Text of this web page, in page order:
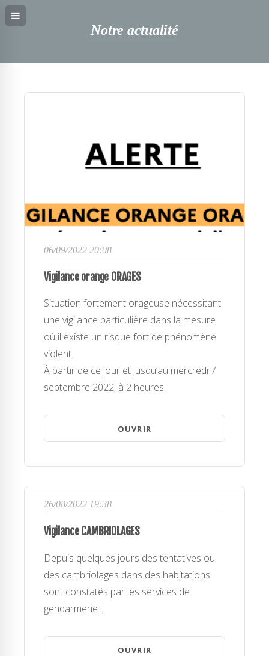
Notre actualité
06/09/2022 20:08
Vigilance orange ORAGES
Situation fortement orageuse nécessitant
une vigilance particulière dans la mesure
où il existe un risque fort de phénomène
violent.
À partir de ce jour et jusqu’au mercredi 7
septembre 2022, à 2 heures.
OUVRIR
26/08/2022 19:38
Vigilance CAMBRIOLAGES
Depuis quelques jours des tentatives ou
des cambriolages dans des habitations
sont constatés par les services de
gendarmerie...
OUVRIR